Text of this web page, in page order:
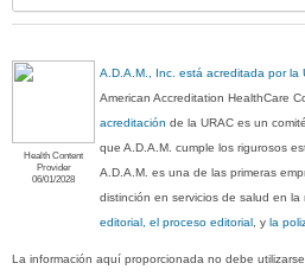
Health Content
Provider
06/01/2028
A.D.A.M., Inc. está acreditada por la
American Accreditation HealthCare
acreditación de la URAC es un
que A.D.A.M. cumple los rigurosos
A.D.A.M. es una de las primeras
distinción en servicios de salud en la
editorial, el proceso editorial , y la
La información aquí proporcionada no debe